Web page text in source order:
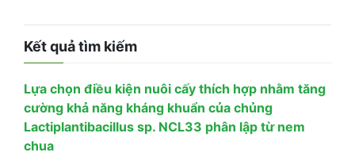
Kết quả tìm kiếm
Lựa chọn điều kiện nuôi cấy thích hợp nhằm tăng
cường khả năng kháng khuẩn của chủng
Lactiplantibacillus sp. NCL33 phân lập từ nem
chua